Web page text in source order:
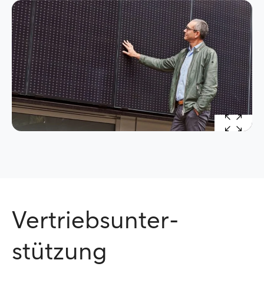
Vertriebsunter­
stützung